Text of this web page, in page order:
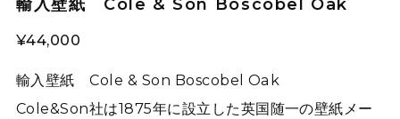
¥44,000
輸入壁紙 Cole & Son Boscobel Oak
Cole&Son社は1875年に設立した英国随一の壁紙メー